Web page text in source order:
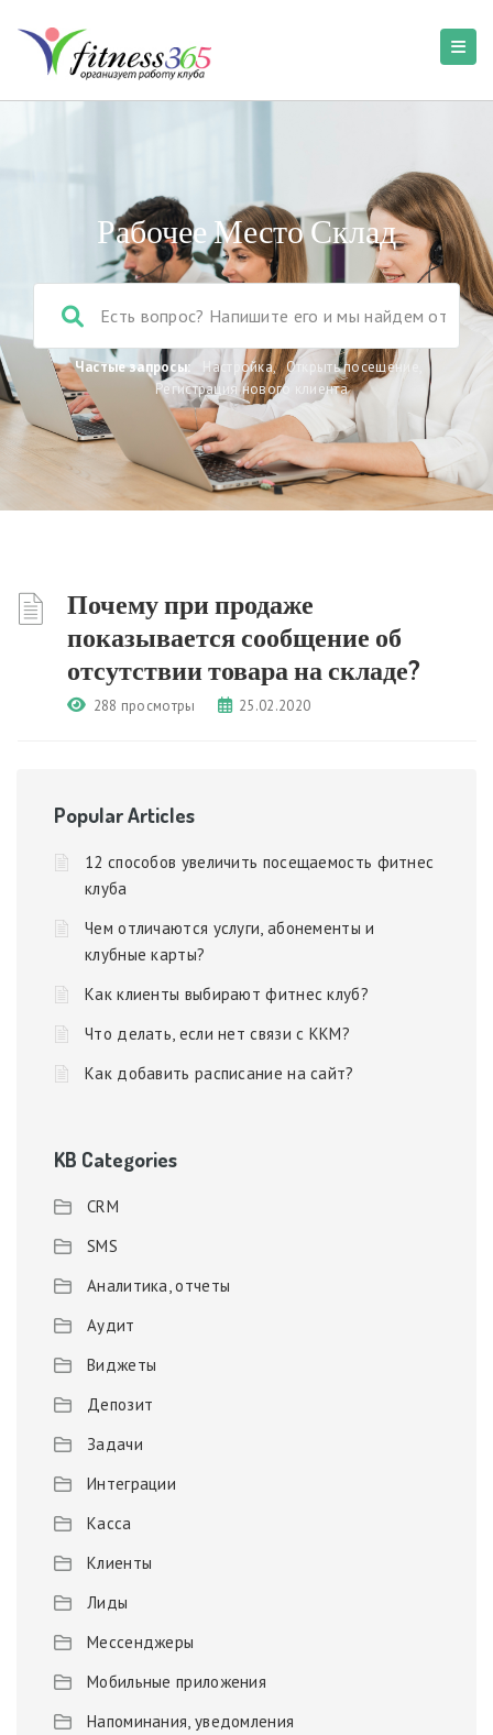
Рабочее Место Склад
Частые запросы: Настройка, Открыть посещение
Регистрация нового клиента
Почему при продаже
показывается сообщение об
отсутствии товара на складе?
288 просмотры 25.02.2020
Popular Articles
12 способов увеличить посещаемость фитнес
клуба
Чем отличаются услуги, абонементы и
клубные карты?
Как клиенты выбирают фитнес клуб?
Что делать, если нет связи с ККМ?
Как добавить расписание на сайт?
KB Categories
CRM
SMS
Аналитика, отчеты
Аудит
Виджеты
Депозит
Задачи
Интеграции
Касса
Клиенты
Лиды
Мессенджеры
Мобильные приложения
Напоминания, уведомления